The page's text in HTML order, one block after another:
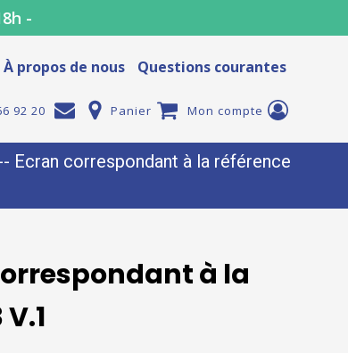
-
À propos de nous Questions courantes
92 20 Panier Mon compte
Ecran correspondant à la référence
à la